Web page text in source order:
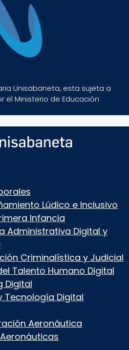
Unisabaneta, esta sujeta a
el Ministerio de Educación
Lúdico e Inclusivo
Infancia
Administrativa Digital y
Criminalística y Judicial
Talento Humano Digital
Digital
Tecnología Digital
Aeronáutica